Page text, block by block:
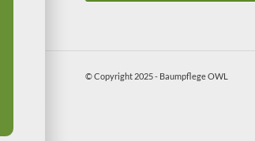
© Copyright 2025 - Baumpflege OWL